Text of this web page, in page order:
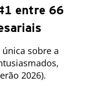
entre 66
sobre a
2026).